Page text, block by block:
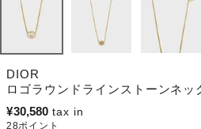
DIOR
ロゴラウンドラインストーンネッ
¥30,580
28ポイント